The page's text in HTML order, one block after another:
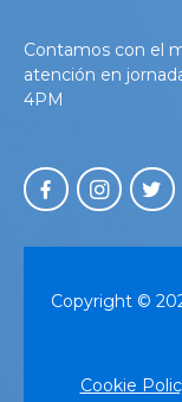
Contamos con el
atención en
4PM
Copyright ©
Cookie